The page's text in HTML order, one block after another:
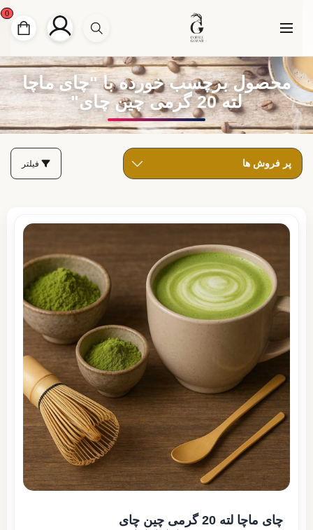
0
محصول برچسب خورده با "چای ماچا
لته 20 گرمی چین چای"
فیلتر
چای ماچا لته 20 گرمی چین چای